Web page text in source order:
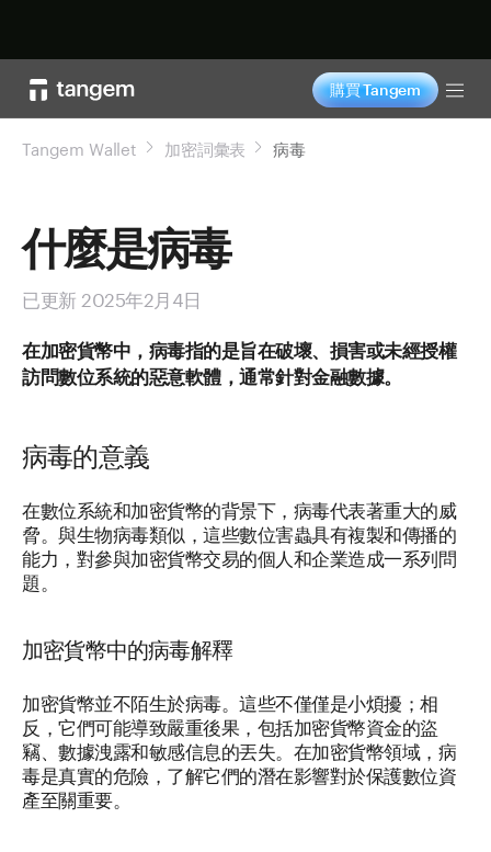
購買 Tangem
Tangem Wallet 加密詞彙表 病毒
什麼是病毒
已更新 2025年2月4日
在加密貨幣中，病毒指的是旨在破壞、損害或未經授權
訪問數位系統的惡意軟體，通常針對金融數據。
病毒的意義
在數位系統和加密貨幣的背景下，病毒代表著重大的威
脅。與生物病毒類似，這些數位害蟲具有複製和傳播的
能力，對參與加密貨幣交易的個人和企業造成一系列問
題。
加密貨幣中的病毒解釋
加密貨幣並不陌生於病毒。這些不僅僅是小煩擾；相
反，它們可能導致嚴重後果，包括加密貨幣資金的盜
竊、數據洩露和敏感信息的丟失。在加密貨幣領域，病
毒是真實的危險，了解它們的潛在影響對於保護數位資
產至關重要。